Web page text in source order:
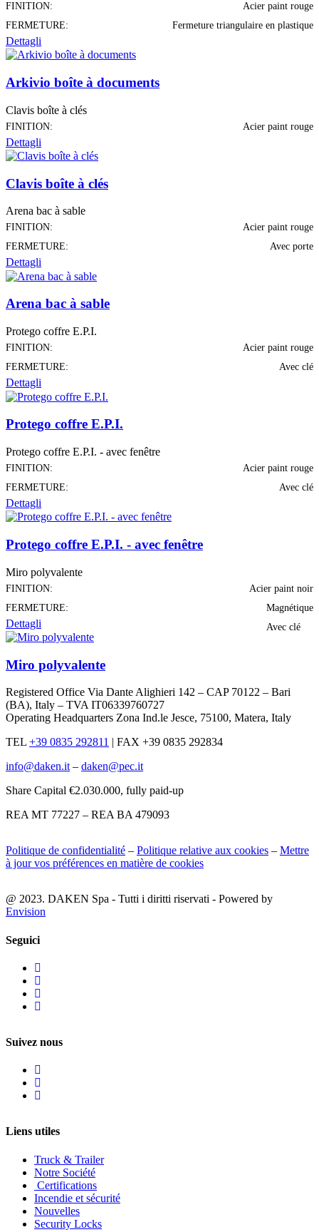
FINITION:
Acier paint rouge
FERMETURE:
Fermeture triangulaire en plastique
Dettagli
Arkivio boîte à documents
Clavis boîte à clés
FINITION: Acier paint rouge
Dettagli
Clavis boîte à clés
Arena bac à sable
FINITION:
Acier paint rouge
FERMETURE:
Avec porte
Dettagli
Arena bac à sable
Protego coffre E.P.I.
FINITION:
Acier paint rouge
FERMETURE:
Avec clé
Dettagli
Protego coffre E.P.I.
Protego coffre E.P.I. - avec fenêtre
FINITION:
Acier paint rouge
FERMETURE:
Avec clé
Dettagli
Protego coffre E.P.I. - avec fenêtre
Miro polyvalente
FINITION:
Acier paint noir
FERMETURE:
Magnétique
Avec clé
Dettagli
Miro polyvalente
Registered Office Via Dante Alighieri 142 – CAP 70122 – Bari
(BA), Italy – TVA IT06339760727
Operating Headquarters Zona Ind.le Jesce, 75100, Matera, Italy
TEL +39 0835 292811
FAX +39 0835 292834
info@daken.it– daken@pec.it
Share Capital €2.030.000, fully paid-up
REA MT 77227 – REA BA 479093
Politique de confidentialité – Politique relative aux cookies – Mettre
à jour vos préférences en matière de cookies
@ 2023. DAKEN Spa - Tutti i diritti riservati - Powered by
Envision
Seguici
Suivez nous
Liens utiles
Truck & Trailer
Notre Société
Certifications
Incendie et sécurité
Nouvelles
Security Locks